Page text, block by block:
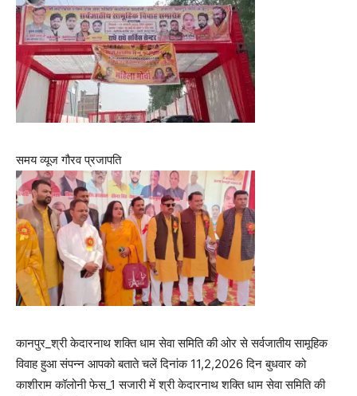
समय व्यूज गौरव प्रजापति
कानपुर_श्री केदारनाथ शक्ति धाम सेवा समिति की ओर से सर्वजातीय सामूहिक
विवाह हुआ संपन्न आपको बताते चलें दिनांक 11,2,2026 दिन बुधवार को
काशीराम कॉलोनी फेस_1 सजारी में श्री केदारनाथ शक्ति धाम सेवा समिति की